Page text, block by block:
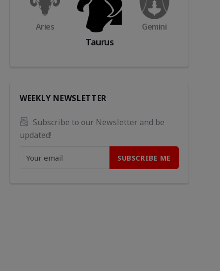
Aries
Taurus
Gemini
WEEKLY NEWSLETTER
Subscribe to our Newsletter and be
updated!